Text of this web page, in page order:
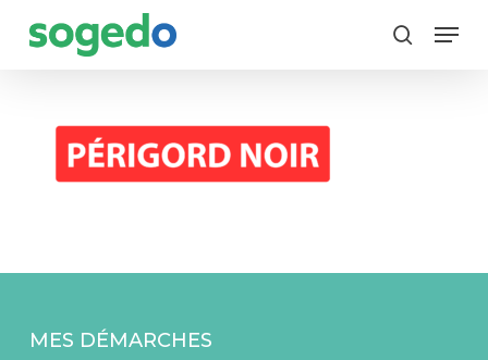
search
Menu
MES DÉMARCHES